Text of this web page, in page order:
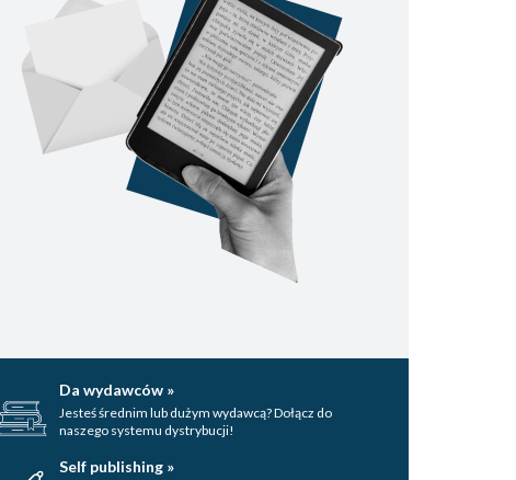
Da wydawców »
Jesteś średnim lub dużym wydawcą? Dołącz do
naszego systemu dystrybucji!
Self publishing »